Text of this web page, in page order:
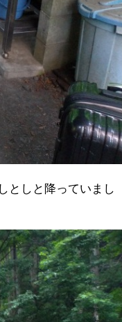
としと降っていまし